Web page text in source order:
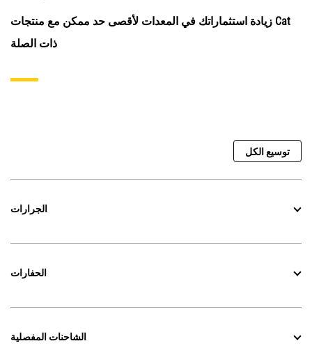
زيادة استثماراتك في المعدات لأقصى حد ممكن مع منتجات Cat
ذات الصلة
توسيع الكل
الجرارات
الحفارات
الشاحنات المفصلية